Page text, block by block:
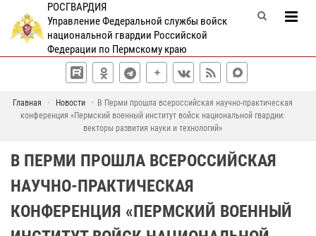
РОСГВАРДИЯ
Управление Федеральной службы войск
национальной гвардии Российской
Федерации по Пермскому краю
Главная Новости
В Перми прошла всероссийская научно-практическая
конференция «Пермский военный институт войск национальной гвардии:
векторы развития науки и технологий»
В ПЕРМИ ПРОШЛА ВСЕРОССИЙСКАЯ
НАУЧНО-ПРАКТИЧЕСКАЯ
КОНФЕРЕНЦИЯ «ПЕРМСКИЙ ВОЕННЫЙ